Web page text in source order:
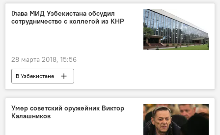
Происшествия и криминал в Узбекистане
Узбекистан
Каракалпакстан
Глава МИД Узбекистана обсудил
сотрудничество с коллегой из КНР
28 марта 2018, 15:56
В Узбекистане
Международная конференция по Афганистану в Ташкенте
Узбекистан
КНР
МИД Узбекистана
переговоры
Умер советский оружейник Виктор
Калашников